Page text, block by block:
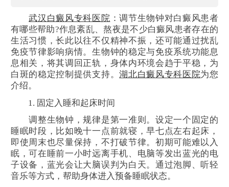
武汉白癜风专科医院 ：调节生物钟对白癜风患者
有哪些帮助?作息紊乱、熬夜是不少白癜风患者存在的
生活习惯，长此以往不仅精神不振，还可能通过扰乱
免疫节律影响病情。生物钟的稳定与免疫系统功能息
息相关，将其调回正轨，身体内环境会趋于平稳，为
白斑的稳定控制提供支持。湖北白癜风专科医院为您
介绍。
1. 固定入睡和起床时间
调整生物钟，规律是第一准则。设定一个固定的
睡眠时段，比如晚十一点前就寝，早七点左右起床，
即使周末也尽量保持，不打破节律。初期可能难以入
眠，可在睡前一小时远离手机、电脑等发出蓝光的电
子设备，蓝光会让大脑误判为白天。通过泡脚、听轻
音乐等方式，帮助身体进入预备睡眠状态。